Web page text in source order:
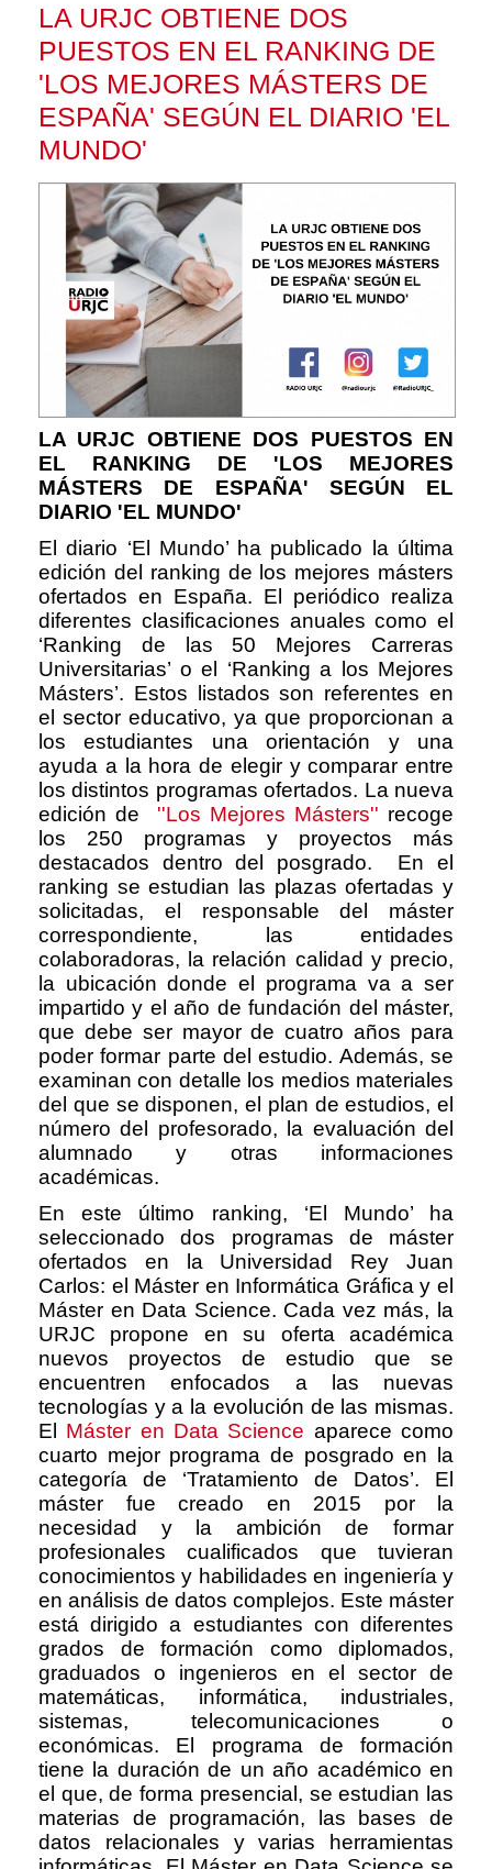
LA URJC OBTIENE DOS
PUESTOS EN EL RANKING DE
'LOS MEJORES MÁSTERS DE
ESPAÑA' SEGÚN EL DIARIO 'EL
MUNDO'
LA URJC OBTIENE DOS PUESTOS EN
EL RANKING DE 'LOS MEJORES
MÁSTERS DE ESPAÑA' SEGÚN EL
DIARIO 'EL MUNDO'
El diario ‘El Mundo’ ha publicado la última
edición del ranking de los mejores másters
ofertados en España. El periódico realiza
diferentes clasificaciones anuales como el
‘Ranking de las 50 Mejores Carreras
Universitarias’ o el ‘Ranking a los Mejores
Másters’. Estos listados son referentes en
el sector educativo, ya que proporcionan a
los estudiantes una orientación y una
ayuda a la hora de elegir y comparar entre
los distintos programas ofertados. La nueva
edición de ''Los Mejores Másters'' recoge
los 250 programas y proyectos más
destacados dentro del posgrado. En el
ranking se estudian las plazas ofertadas y
solicitadas, el responsable del máster
correspondiente, las entidades
colaboradoras, la relación calidad y precio,
la ubicación donde el programa va a ser
impartido y el año de fundación del máster,
que debe ser mayor de cuatro años para
poder formar parte del estudio. Además, se
examinan con detalle los medios materiales
del que se disponen, el plan de estudios, el
número del profesorado, la evaluación del
alumnado y otras informaciones
académicas.
En este último ranking, ‘El Mundo’ ha
seleccionado dos programas de máster
ofertados en la Universidad Rey Juan
Carlos: el Máster en Informática Gráfica y el
Máster en Data Science. Cada vez más, la
URJC propone en su oferta académica
nuevos proyectos de estudio que se
encuentren enfocados a las nuevas
tecnologías y a la evolución de las mismas.
El Máster en Data Science aparece como
cuarto mejor programa de posgrado en la
categoría de ‘Tratamiento de Datos’. El
máster fue creado en 2015 por la
necesidad y la ambición de formar
profesionales cualificados que tuvieran
conocimientos y habilidades en ingeniería y
en análisis de datos complejos. Este máster
está dirigido a estudiantes con diferentes
grados de formación como diplomados,
graduados o ingenieros en el sector de
matemáticas, informática, industriales,
sistemas, telecomunicaciones o
económicas. El programa de formación
tiene la duración de un año académico en
el que, de forma presencial, se estudian las
materias de programación, las bases de
datos relacionales y varias herramientas